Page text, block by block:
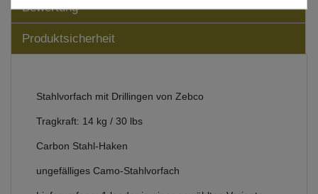
Bewertung
Produktsicherheit
Stahlvorfach mit Drillingen von Zebco
Tragkraft: 14 kg / 30 lbs
Carbon Stahl-Haken
ungefälliges Camo-Stahlvorfach